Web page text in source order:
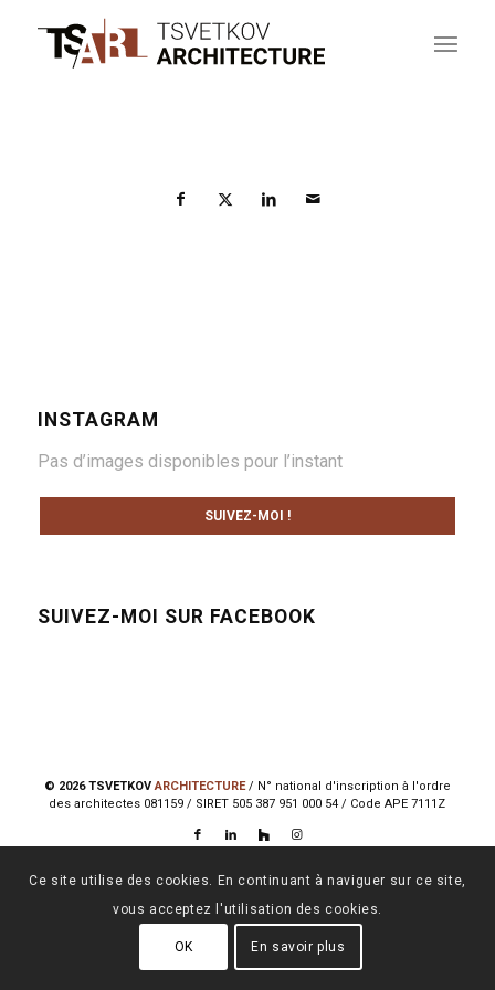
INSTAGRAM
Pas d’images disponibles pour l’instant
SUIVEZ-MOI !
SUIVEZ-MOI SUR FACEBOOK
© 2026 TSVETKOV ARCHITECTURE/ N° national d'inscription à l'ordre
des architectes 081159 / SIRET 505 387 951 000 54 / Code APE 7111Z
Ce site utilise des cookies. En continuant à naviguer sur ce site,
vous acceptez l'utilisation des cookies.
OK En savoir plus